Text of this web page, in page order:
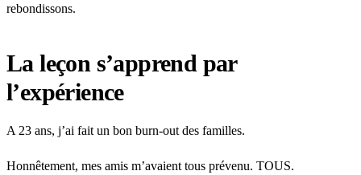
rebondissons.
La leçon s’apprend par
l’expérience
A 23 ans, j’ai fait un bon burn-out des familles.
Honnêtement, mes amis m’avaient tous prévenu. TOUS.